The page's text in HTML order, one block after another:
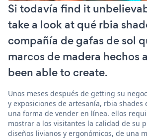
Si todavía find it
take a look at qué rbia
compañía de gafas de sol
marcos de madera hechos
been able to create.
Unos meses después de getting su
y exposiciones de artesanía, rbia shades
una forma de vender en línea. ellos
mostrar a los visitantes la calidad de su
diseños livianos y ergonómicos, de una